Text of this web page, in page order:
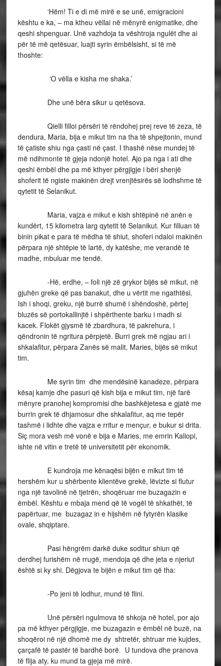
‘Hëm! Ti e di më mirë e se unë, emigracioni
kështu e ka, – ma ktheu vëllai në mënyrë enigmatike, dhe
qeshi shpenguar. Unë vazhdoja ta vështroja ngulët dhe ai
për të më qetësuar, luajti syrin ëmbëlsisht, si të më
thoshte:
‘O vëlla e kisha me shaka.’
Dhe unë bëra sikur u qetësova.
Qielli filloi përsëri të rëndohej prej reve të zeza, të
dendura, Maria, bija e mikut tim na tha të shpejtonin, mund
të çatiste shiu nga çasti në çast. I thashë nëse mundej të
më ndihmonte të gjeja ndonjë hotel. Ajo pa nga i ati dhe
qeshi ëmbël dhe pa më kthyer përgjigje i bëri shenjë
shoferit të ngiste makinën drejt vrenjtësirës së lodhshme të
qytetit të Selanikut.
Maria, vajza e mikut e kish shtëpinë në anën e
kundërt, 15 kilometra larg qytetit të Selanikut. Kur filluan të
binin pikat e para të mëdha të shiut, shoferi ndaloi makinën
përpara një shtëpie të lartë, dy katëshe, me verandë të
madhe, mbuluar me tendë.
-Hë, erdhe, – foli një zë grykor bijës së mikut, në
gjuhën greke që pas banakut, dhe u vërtit me ngathtësi.
Ish i shoqi, greku, një burrë shumë i shëndoshë, përtej
bluzës së portokallinjtë i shpërthente barku i madh si
kacek. Flokët gjysmë të zbardhura, të pakrehura, i
qëndronin të ngritura përpjetë. Burri grek më ngjau ari i
shkalafitur, përpara Zanës së malit, Maries, bijës së mikut
tim.
Me syrin tim dhe mendësinë kanadeze, përpara
kësaj kamje dhe pasuri që kish bija e mikut tim, një farë
mënyre pranohej kompromisi dhe bashkëjetesa e gjatë me
burrin grek të dhjamosur dhe shkalafitur, aq me tepër
tashmë i lidhte dhe vajza e rritur e mençur, e bukur si drita.
Siç mora vesh më vonë e bija e Maries, me emrin Kaliopi,
ishte në vitin e tretë të universitetit për ekonomik.
E kundroja me kënaqësi bijën e mikut tim të
hershëm kur u shërbente klientëve grekë, lëvizte si flutur
nga një tavolinë në tjetrën, shoqëruar me buzagazin e
ëmbël. Kështu e mbaja mend që të vogël të shkathët, të
papërtuar, me buzagaz in e hijshëm në fytyrën klasike
ovale, shqiptare.
Pasi hëngrëm darkë duke soditur shiun që
derdhej furishëm në rrugë, mendoja që dhe jeta e njeriut
është si ky shi. Dëgjova te bijën e mikut tim që tha:
-Po jeni të lodhur, mund të flini.
Unë përsëri ngulmova të shkoja në hotel, por ajo
pa më kthyer përgjigje, me buzagazin e ëmbël në buzë, na
shoqëroi në një dhomë me dy shtretër, shtruar me kujdes,
çarçafë të pastër të bardhë borë. U tundova dhe pranova
të flija aty, ku mund ta gjeja më mirë.